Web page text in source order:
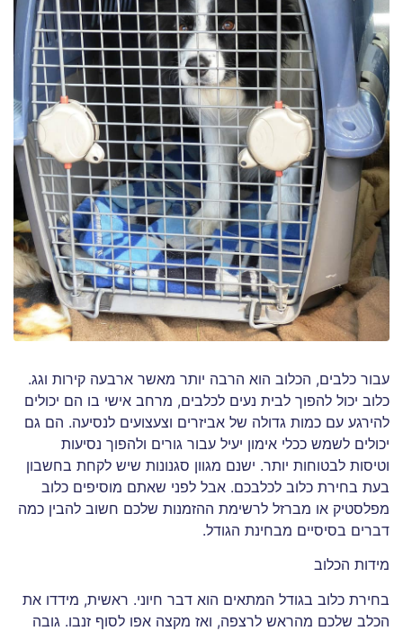
עבור כלבים, הכלוב הוא הרבה יותר מאשר ארבעה קירות וגג.
כלוב יכול להפוך לבית נעים לכלבים, מרחב אישי בו הם יכולים
להירגע עם כמות גדולה של אביזרים וצעצועים לנסיעה. הם גם
יכולים לשמש ככלי אימון יעיל עבור גורים ולהפוך נסיעות
וטיסות לבטוחות יותר. ישנם מגוון סגנונות שיש לקחת בחשבון
בעת בחירת כלוב לכלבכם. אבל לפני שאתם מוסיפים כלוב
מפלסטיק או מברזל לרשימת ההזמנות שלכם חשוב להבין כמה
דברים בסיסיים מבחינת הגודל.
מידות הכלוב
בחירת כלוב בגודל המתאים הוא דבר חיוני. ראשית, מידדו את
הכלב שלכם מהראש לרצפה, ואז מקצה אפו לסוף זנבו. גובה